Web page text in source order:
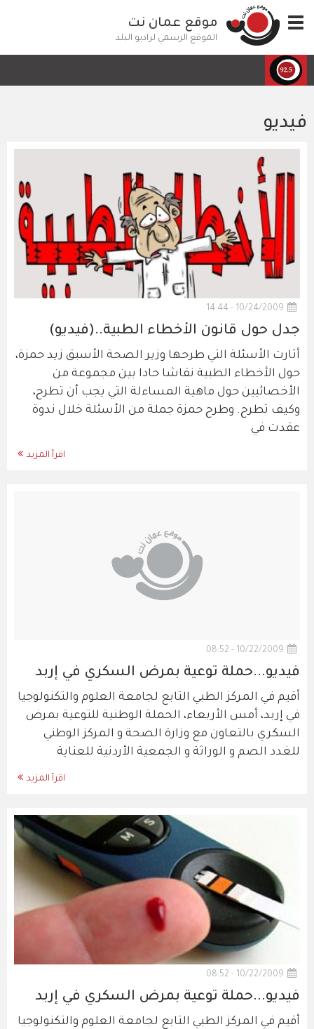
إلى
المحتوى
الرئيسي
Toggle
navigation
موقع عمان نت
الموقع الرسمي لراديو البلد
فيديو
10/24/2009 - 14:44
جدل حول قانون الأخطاء الطبية..(فيديو)
أثارت الأسئلة التي طرحها وزير الصحة الأسبق زيد حمزة،
حول الأخطاء الطبية نقاشا حادا بين مجموعة من
الأخصائيين حول ماهية المساءلة التي يجب أن تطرح،
وكيف تطرح. وطرح حمزة جملة من الأسئلة خلال ندوة
عقدت في
اقرأ المزيد
10/22/2009 - 08:52
فيديو...حملة توعية بمرض السكري في إربد
أقيم في المركز الطبي التابع لجامعة العلوم والتكنولوجيا
في إربد، أمس الأربعاء، الحملة الوطنية للتوعية بمرض
السكري بالتعاون مع وزارة الصحة و المركز الوطني
للغدد الصم و الوراثة و الجمعية الأردنية للعناية
اقرأ المزيد
10/22/2009 - 08:52
فيديو...حملة توعية بمرض السكري في إربد
أقيم في المركز الطبي التابع لجامعة العلوم والتكنولوجيا